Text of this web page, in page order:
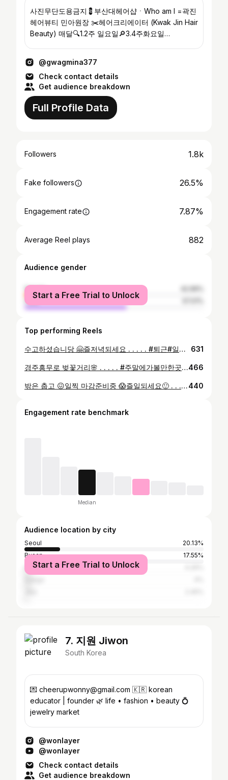
사진무단도용금지💈부산대헤어샵ㆍWho am I =곽진
헤어뷰티 민아원장 ✂️헤어크리에이터 (Kwak Jin Hair
Beauty) 매달🔍1.2주 일요일🔎3.4주화요일
@gwagmina377
Check contact details
Get audience breakdown
Full Profile Data
Followers 1.8k
Fake followers 26.5%
Engagement rate 7.87%
Average Reel plays 882
Audience gender
female
male
Start a Free Trial to Unlock
Top performing Reels
수고하셨습니당 🤗즐저녁되세요 . . . . . #퇴근#일터#곽진헤어뷰티#일상룩#셀피#샵#찍어준사진#퇴근스타그램 631
경주흥무로 벚꽃거리🌸 . . . . . #주말에가볼만한곳 #주말#경주#경주흥무로벚꽃#경주흥무로#벚꽃구경 #바람쐬러466
밖은 춥고 😖일찍 마감준비중 😱즐일되세요🙂 . . . #퇴근준비#마감하자#일찍마감하기#일터#셀피#일상#셀카#부산대미용실시온440
Engagement rate benchmark
Median
Audience location by city
Seoul
20.13%
Busan
17.55%
Incheon
Start a Free Trial to Unlock
7. 지원 Jiwon
South Korea
💌 cheerupwonny@gmail.com 🇰🇷 korean
educator | founder 🌿 life • fashion • beauty 💍
jewelry market
@wonlayer
@wonlayer
Check contact details
Get audience breakdown